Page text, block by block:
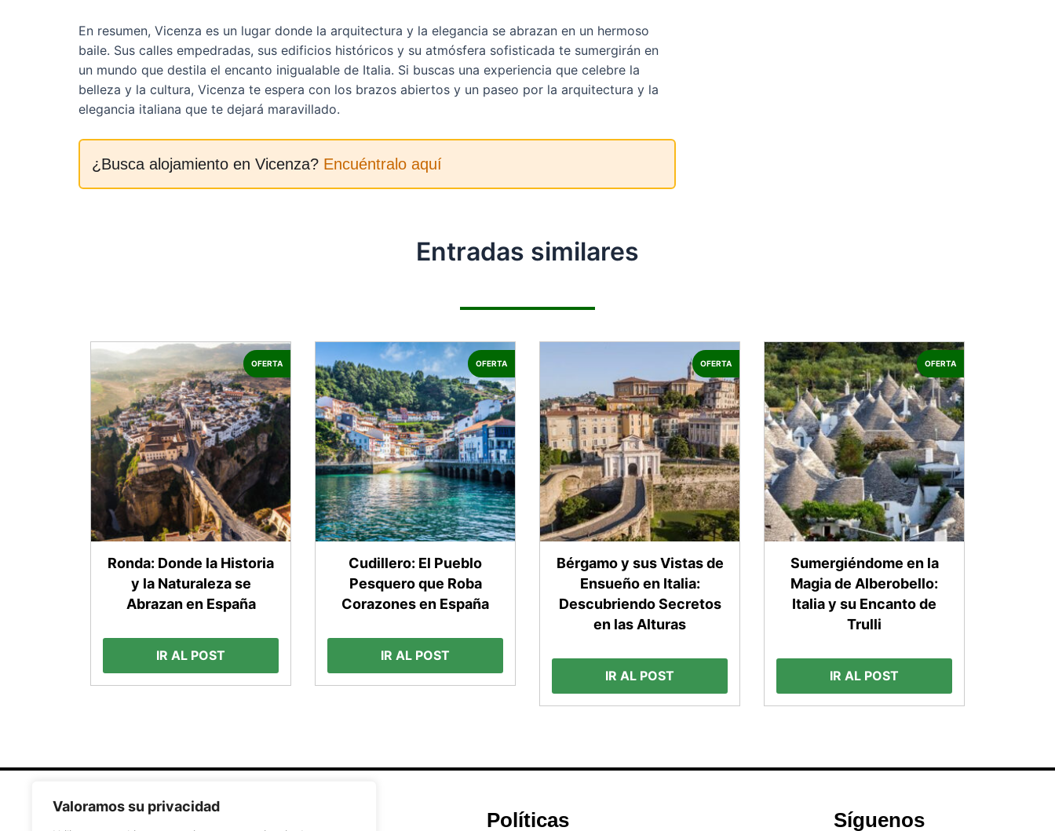
Valoramos su privacidad
En resumen, Vicenza es un lugar donde la arquitectura y la elegancia se abrazan en un hermoso
baile. Sus calles empedradas, sus edificios históricos y su atmósfera sofisticada te sumergirán en
un mundo que destila el encanto inigualable de Italia. Si buscas una experiencia que celebre la
belleza y la cultura, Vicenza te espera con los brazos abiertos y un paseo por la arquitectura y la
elegancia italiana que te dejará maravillado.
¿Busca alojamiento en Vicenza? Encuéntralo aquí
Entradas similares
OFERTA
Ronda: Donde la Historia
y la Naturaleza se
Abrazan en España
IR AL POST
OFERTA
Cudillero: El Pueblo
Pesquero que Roba
Corazones en España
IR AL POST
OFERTA
Bérgamo y sus Vistas de
Ensueño en Italia:
Descubriendo Secretos
en las Alturas
IR AL POST
OFERTA
Sumergiéndome en la
Magia de Alberobello:
Italia y su Encanto de
Trulli
IR AL POST
Secciones Políticas Síguenos